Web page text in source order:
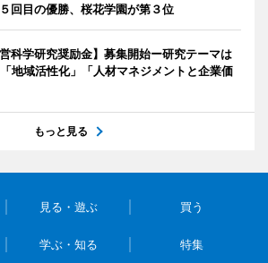
回目の優勝、桜花学園が第３位
科学研究奨励金】募集開始ー研究テーマは
地域活性化」「人材マネジメントと企業価
もっと見る
見る・遊ぶ 買う
学ぶ・知る 特集